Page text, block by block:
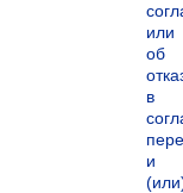
или
об
в
и